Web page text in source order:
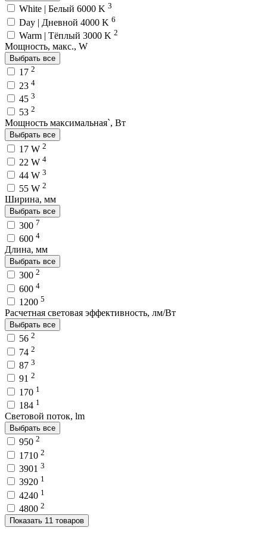
White | Белый 6000 K 3
Day | Дневной 4000 K 6
Warm | Тёплый 3000 K 2
Мощность, макс., W
Выбрать все
17 2
23 4
45 3
53 2
Мощность максимальная`, Вт
Выбрать все
17 W 2
22 W 4
44 W 3
55 W 2
Ширина, мм
Выбрать все
300 7
600 4
Длина, мм
Выбрать все
300 2
600 4
1200 5
Расчетная световая эффективность, лм/Вт
Выбрать все
56 2
74 2
87 3
91 2
170 1
184 1
Световой поток, lm
Выбрать все
950 2
1710 2
3901 3
3920 1
4240 1
4800 2
Показать 11 товаров